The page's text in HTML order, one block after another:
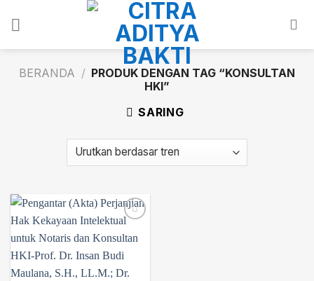
BERANDA / PRODUK DENGAN TAG “KONSULTAN
HKI”
SARING
Add to